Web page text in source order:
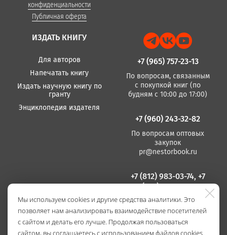
конфиденциальности
Публичная оферта
ИЗДАТЬ КНИГУ
Для авторов
Напечатать книгу
Издать научную книгу по
гранту
Энциклопедия издателя
+7 (965) 757-23-13
По вопросам, связанным
с покупкой книг (по
будням с 10:00 до 17:00)
+7 (960) 243-32-82
По вопросам оптовых
закупок
pr@nestorbook.ru
+7 (812) 983-03-74, +7
(812) 235 15 86
По вопросам издания
книг
(по будням с 10:00 до
17:00)
Мы используем cookies и другие средства аналитики. Это
позволяет нам анализировать взаимодействие посетителей
с сайтом и делать его лучше. Продолжая пользоваться
сайтом, вы соглашаетесь с использованием файлов cookies